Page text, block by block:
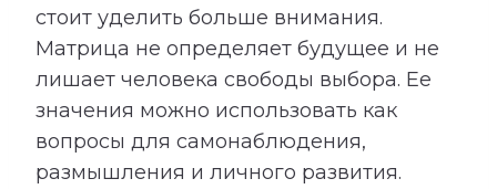
стоит уделить больше внимания.
Матрица не определяет будущее и не
лишает человека свободы выбора. Ее
значения можно использовать как
вопросы для самонаблюдения,
размышления и личного развития.